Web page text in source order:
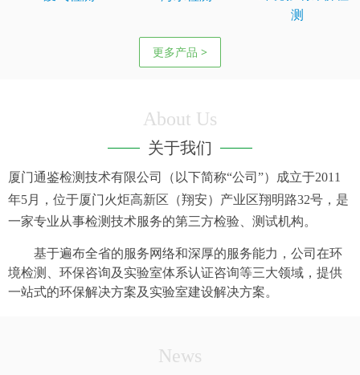
更多产品 >
About Us
关于我们
厦门通鉴检测技术有限公司（以下简称“公司”）成立于2011
年5月，位于厦门火炬高新区（翔安）产业区翔明路32号，是
一家专业从事检测技术服务的第三方检验、测试机构。
基于遍布全省的服务网络和深厚的服务能力，公司在环
境检测、环保咨询及实验室体系认证咨询等三大领域，提供
一站式的环保解决方案及实验室建设解决方案。
News